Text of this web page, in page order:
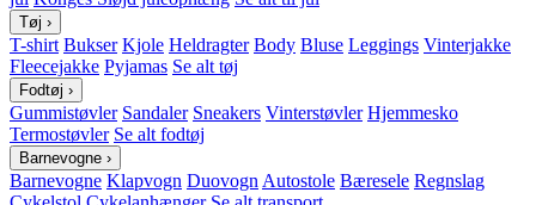
Tøj ›
T-shirt Bukser Kjole Heldragter Body Bluse Leggings Vinterjakke
Fleecejakke Pyjamas Se alt tøj
Fodtøj ›
Gummistøvler Sandaler Sneakers Vinterstøvler Hjemmesko
Termostøvler Se alt fodtøj
Barnevogne ›
Barnevogne Klapvogn Duovogn Autostole Bæresele Regnslag